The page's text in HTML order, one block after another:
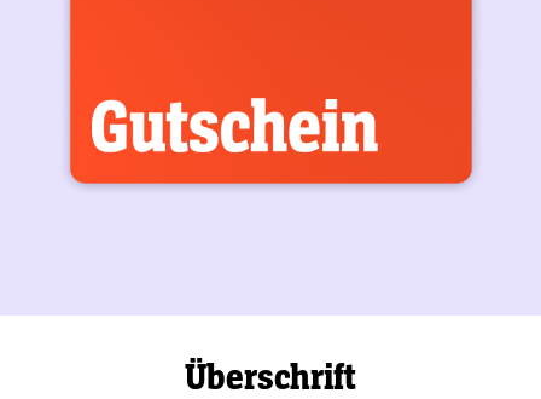
Überschrift